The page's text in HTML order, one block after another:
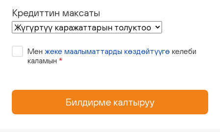
Кредиттин максаты
Мен жеке маалыматтарды көздөйтүүгө келеби
каламын *
Билдирме калтыруу